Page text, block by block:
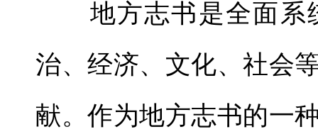
地方志书是全面系
治、经济、文化、社会
献。作为地方志书的一